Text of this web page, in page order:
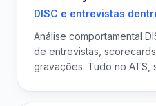
DISC e entrevistas
Análise comportamental
de entrevistas,
gravações. Tudo no ATS,